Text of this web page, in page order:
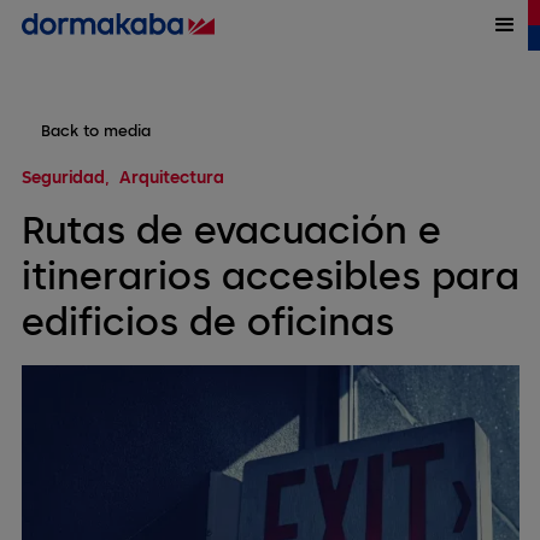
Back to media
Seguridad Arquitectura
Rutas de evacuación e
itinerarios accesibles para
edificios de oficinas